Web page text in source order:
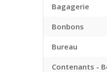
Bagagerie
Bonbons
Bureau
Contenants -